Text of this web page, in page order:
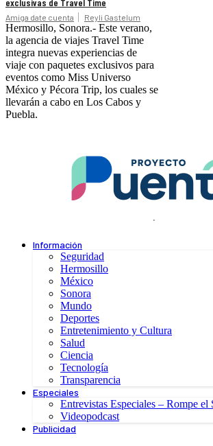
exclusivas de Travel Time
Amiga date cuenta Reyli Gastelum
Hermosillo, Sonora.- Este verano,
la agencia de viajes Travel Time
integra nuevas experiencias de
viaje con paquetes exclusivos para
eventos como Miss Universo
México y Pécora Trip, los cuales se
llevarán a cabo en Los Cabos y
Puebla.
.
Información
Seguridad
Hermosillo
México
Sonora
Mundo
Deportes
Entretenimiento y Cultura
Salud
Ciencia
Tecnología
Transparencia
Especiales
Entrevistas Especiales – Rompe el
Videopodcast
Publicidad